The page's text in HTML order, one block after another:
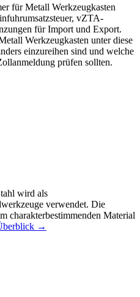
für Metall Werkzeugkasten
vZTA-
für Import und Export.
Werkzeugkasten unter diese
einzureihen sind und welche
prüfen sollten.
wird als
verwendet. Die
charakterbestimmenden Material
→